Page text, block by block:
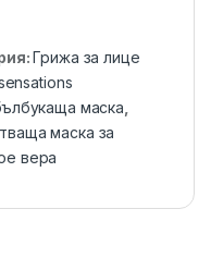
Грижа за лице
маска
маска за
вера